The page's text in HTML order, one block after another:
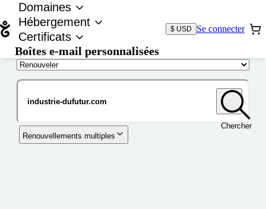
Domaines
Hébergement
Certificats
Boîtes e-mail personnalisées
$ USD Se connecter
Chercher
Renouvellements multiples